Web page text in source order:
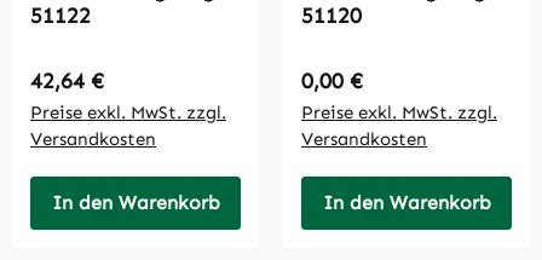
51122
Regulärer Preis:
42,64 €
Preise exkl. MwSt. zzgl.
Versandkosten
In den Warenkorb
51120
Regulärer Preis:
0,00 €
Preise exkl. MwSt. zzgl.
Versandkosten
In den Warenkorb